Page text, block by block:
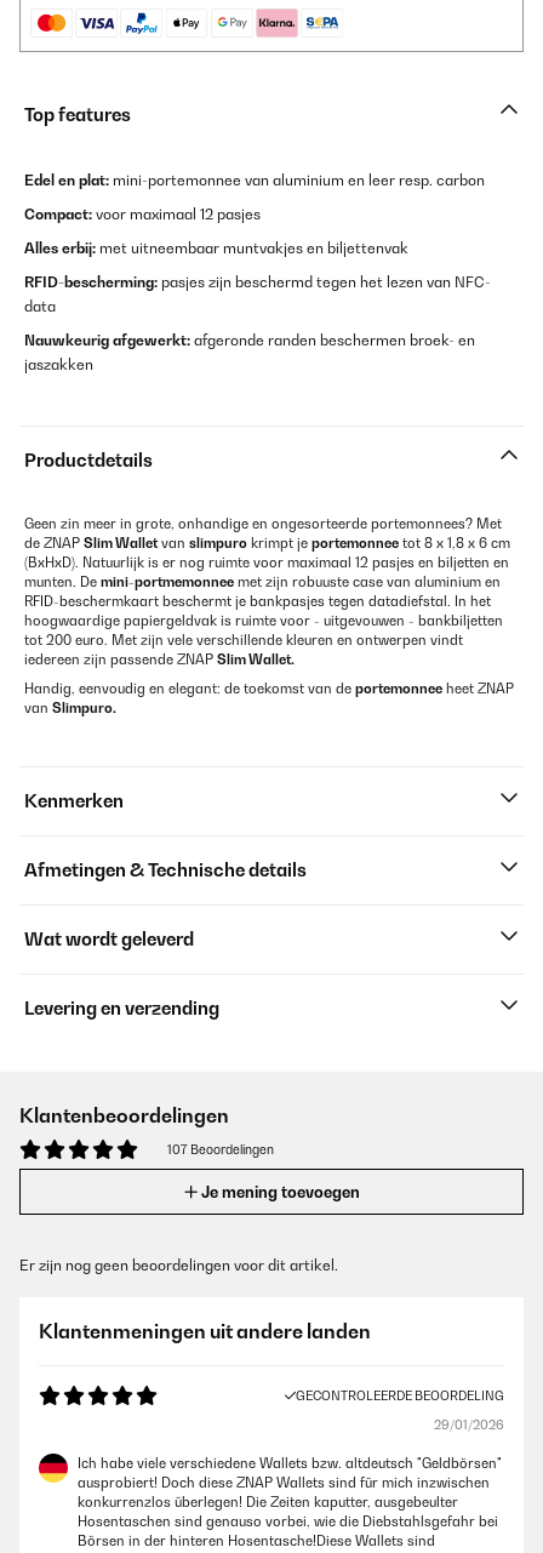
Top features
Edel en plat: mini-portemonnee van aluminium en leer resp. carbon
Compact: voor maximaal 12 pasjes
Alles erbij: met uitneembaar muntvakjes en biljettenvak
RFID-bescherming: pasjes zijn beschermd tegen het lezen van NFC-
data
Nauwkeurig afgewerkt: afgeronde randen beschermen broek- en
jaszakken
Productdetails
Geen zin meer in grote, onhandige en ongesorteerde portemonnees? Met
de ZNAP Slim Walletvan slimpuro krimpt je portemonnee tot 8 x 1,8 x 6 cm
(BxHxD). Natuurlijk is er nog ruimte voor maximaal 12 pasjes en biljetten en
munten. De mini-portmemonnee met zijn robuuste case van aluminium en
RFID-beschermkaart beschermt je bankpasjes tegen datadiefstal. In het
hoogwaardige papiergeldvak is ruimte voor - uitgevouwen - bankbiljetten
tot 200 euro. Met zijn vele verschillende kleuren en ontwerpen vindt
iedereen zijn passende ZNAP Slim Wallet.
Handig, eenvoudig en elegant: de toekomst van de portemonnee heet ZNAP
van Slimpuro.
Kenmerken
Afmetingen & Technische details
Wat wordt geleverd
Levering en verzending
Klantenbeoordelingen
107 Beoordelingen
Je mening toevoegen
Er zijn nog geen beoordelingen voor dit artikel.
Klantenmeningen uit andere landen
GECONTROLEERDE BEOORDELING
29/01/2026
Ich habe viele verschiedene Wallets bzw. altdeutsch "Geldbörsen"
ausprobiert! Doch diese ZNAP Wallets sind für mich inzwischen
konkurrenzlos überlegen! Die Zeiten kaputter, ausgebeulter
Hosentaschen sind genauso vorbei, wie die Diebstahlsgefahr bei
Börsen in der hinteren Hosentasche!Diese Wallets sind